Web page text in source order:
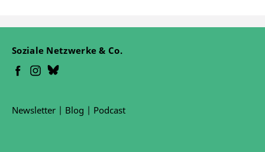
Soziale Netzwerke & Co.
Newsletter | Blog | Podcast